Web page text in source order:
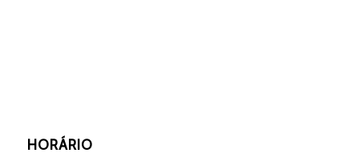
HORÁRIO